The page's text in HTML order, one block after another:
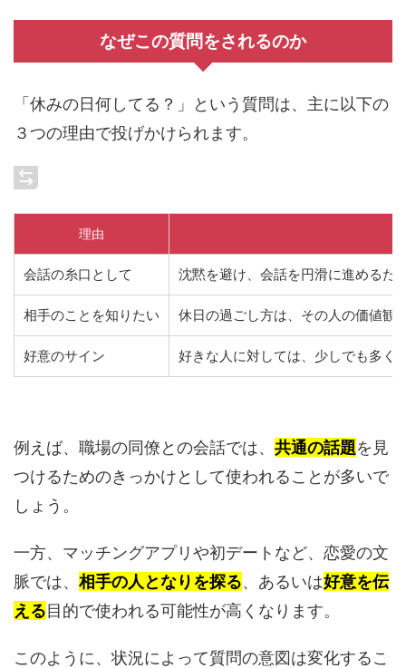
なぜこの質問をされるのか
「休みの日何してる？」という質問は、主に以下の
３つの理由で投げかけられます。
理由
会話の糸口として 沈黙を避け、会話を円滑に進めるた
相手のことを知りたい 休日の過ごし方は、その人の価値観
好意のサイン 好きな人に対しては、少しでも多く
例えば、職場の同僚との会話では、 共通の話題を見
つけるためのきっかけとして使われることが多いで
しょう。
一方、マッチングアプリや初デートなど、恋愛の文
脈では、 相手の人となりを探る、あるいは好意を伝
える目的で使われる可能性が高くなります。
このように、状況によって質問の意図は変化するこ